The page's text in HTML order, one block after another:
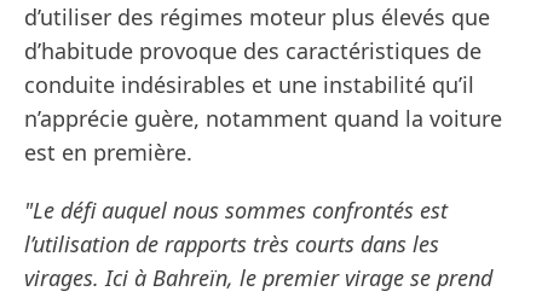
d’utiliser des régimes moteur plus élevés que
d’habitude provoque des caractéristiques de
conduite indésirables et une instabilité qu’il
n’apprécie guère, notamment quand la voiture
est en première.
"Le défi auquel nous sommes confrontés est
l’utilisation de rapports très courts dans les
virages. Ici à Bahreïn, le premier virage se prend